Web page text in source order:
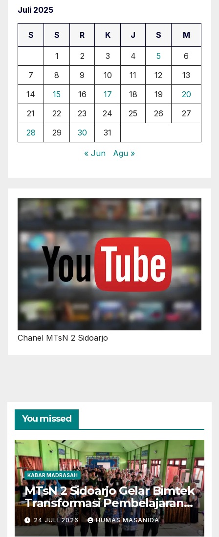
Juli 2025
S S R K J S M
1 2 3 4 5
6
7
8 9 10 11 12
13
14
15 16 17 18 19
20
21
22 23 24 25 26
27
28
29 30 31
« Jun Agu »
Chanel MTsN 2 Sidoarjo
You missed
KABAR MADRASAH
MTsN 2 Sidoarjo Gelar Bimtek
Transformasi Pembelajaran
Berbasis AI dan Deep
Learning
24 JULI 2026 HUMAS MASANIDA